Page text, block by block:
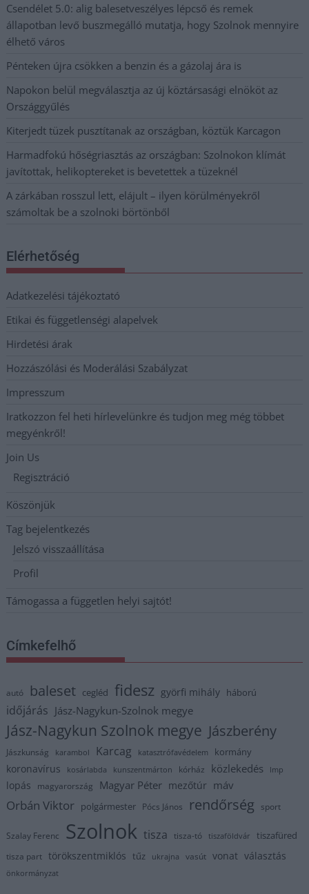
Csendélet 5.0: alig balesetveszélyes lépcső és remek
állapotban levő buszmegálló mutatja, hogy Szolnok mennyire
élhető város
Pénteken újra csökken a benzin és a gázolaj ára is
Napokon belül megválasztja az új köztársasági elnököt az
Országgyűlés
Kiterjedt tüzek pusztítanak az országban, köztük Karcagon
Harmadfokú hőségriasztás az országban: Szolnokon klímát
javítottak, helikoptereket is bevetettek a tüzeknél
A zárkában rosszul lett, elájult – ilyen körülményekről
számoltak be a szolnoki börtönből
Elérhetőség
Adatkezelési tájékoztató
Etikai és függetlenségi alapelvek
Hirdetési árak
Hozzászólási és Moderálási Szabályzat
Impresszum
Iratkozzon fel heti hírlevelünkre és tudjon meg még többet
megyénkről!
Join Us
Regisztráció
Köszönjük
Tag bejelentkezés
Jelszó visszaállítása
Profil
Támogassa a független helyi sajtót!
Címkefelhő
autó baleset cegléd fidesz györfi mihály háború
időjárás Jász-Nagykun-Szolnok megye
Jász-Nagykun Szolnok megye Jászberény
Jászkunság karambol Karcag katasztrófavédelem kormány
koronavírus kosárlabda kunszentmárton kórház közlekedés lmp
lopás magyarország Magyar Péter mezőtúr máv
Orbán Viktor polgármester Pócs János rendőrség sport
Szalay Ferenc Szolnok tisza tisza-tó tiszaföldvár tiszafüred
tisza part törökszentmiklós tűz ukrajna vasút vonat választás
önkormányzat